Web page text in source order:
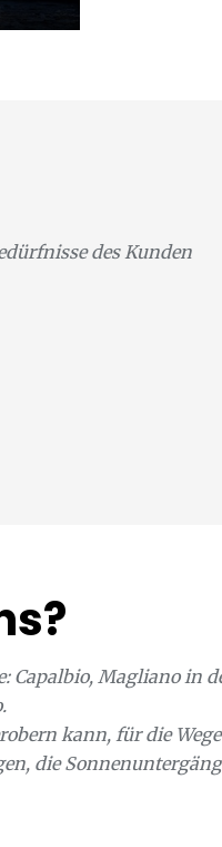
des Kunden
Capalbio, Magliano in
kann, für die
die